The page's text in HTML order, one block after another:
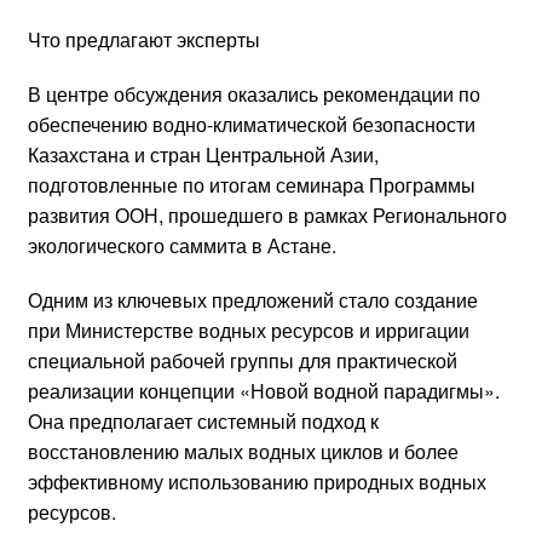
Что предлагают эксперты
В центре обсуждения оказались рекомендации по
обеспечению водно-климатической безопасности
Казахстана и стран Центральной Азии,
подготовленные по итогам семинара Программы
развития ООН, прошедшего в рамках Регионального
экологического саммита в Астане.
Одним из ключевых предложений стало создание
при Министерстве водных ресурсов и ирригации
специальной рабочей группы для практической
реализации концепции «Новой водной парадигмы».
Она предполагает системный подход к
восстановлению малых водных циклов и более
эффективному использованию природных водных
ресурсов.